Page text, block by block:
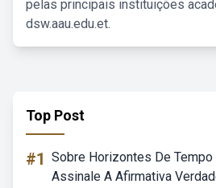
pelas principais instituições
dsw.aau.edu.et.
Top Post
#1 Sobre Horizontes De
Assinale A Afirmativa